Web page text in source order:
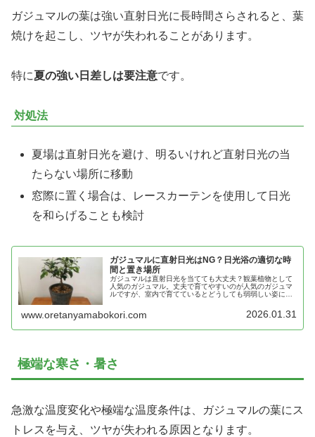
ガジュマルの葉は強い直射日光に長時間さらされると、葉
焼けを起こし、ツヤが失われることがあります。
特に夏の強い日差しは要注意です。
対処法
夏場は直射日光を避け、明るいけれど直射日光の当
たらない場所に移動
窓際に置く場合は、レースカーテンを使用して日光
を和らげることも検討
ガジュマルに直射日光はNG？日光浴の適切な時
間と置き場所
ガジュマルは直射日光を当てても大丈夫？観葉植物として
人気のガジュマル。丈夫で育てやすいのが人気のガジュマ
ルですが、室内で育てているとどうしても弱弱しい姿にな
意が必要。一体、なぜ？
www.oretanyamabokori.com 2026.01.31
極端な寒さ・暑さ
急激な温度変化や極端な温度条件は、ガジュマルの葉にス
トレスを与え、ツヤが失われる原因となります。